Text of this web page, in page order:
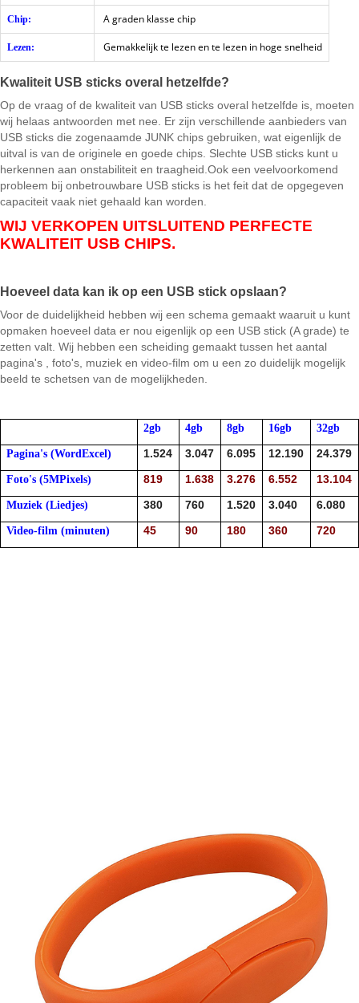
Chip: A graden klasse chip
Lezen: Gemakkelijk te lezen en te lezen in hoge snelheid
Kwaliteit USB sticks overal hetzelfde?
Op de vraag of de kwaliteit van USB sticks overal hetzelfde is, moeten
wij helaas antwoorden met nee. Er zijn verschillende aanbieders van
USB sticks die zogenaamde JUNK chips gebruiken, wat eigenlijk de
uitval is van de originele en goede chips. Slechte USB sticks kunt u
herkennen aan onstabiliteit en traagheid.Ook een veelvoorkomend
probleem bij onbetrouwbare USB sticks is het feit dat de opgegeven
capaciteit vaak niet gehaald kan worden.
WIJ VERKOPEN UITSLUITEND PERFECTE
KWALITEIT USB CHIPS.
Hoeveel data kan ik op een USB stick opslaan?
Voor de duidelijkheid hebben wij een schema gemaakt waaruit u kunt
opmaken hoeveel data er nou eigenlijk op een USB stick (A grade) te
zetten valt. Wij hebben een scheiding gemaakt tussen het aantal
pagina's , foto's, muziek en video-film om u een zo duidelijk mogelijk
beeld te schetsen van de mogelijkheden.
2gb 4gb 8gb 16gb 32gb
Pagina's (WordExcel) 1.524 3.047 6.095 12.190 24.379
Foto's (5MPixels) 819 1.638 3.276 6.552 13.104
Muziek (Liedjes) 380 760 1.520 3.040 6.080
Video-film (minuten) 45 90 180 360
720